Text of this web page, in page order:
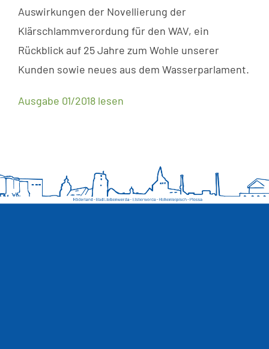
Auswirkungen der Novellierung der
Klärschlammverordung für den WAV, ein
Rückblick auf 25 Jahre zum Wohle unserer
Kunden sowie neues aus dem Wasserparlament.
Ausgabe 01/2018 lesen